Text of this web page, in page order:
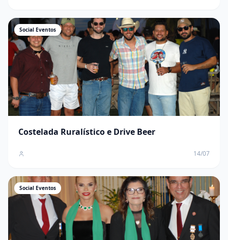
Social Eventos
Costelada Ruralístico e Drive Beer
14/07
Social Eventos